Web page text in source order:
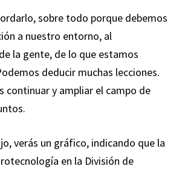
sobre todo porque debemos
a nuestro entorno, al
la gente, de lo que estamos
deducir muchas lecciones.
continuar y ampliar el campo de
verás un gráfico, indicando que la
en la División de